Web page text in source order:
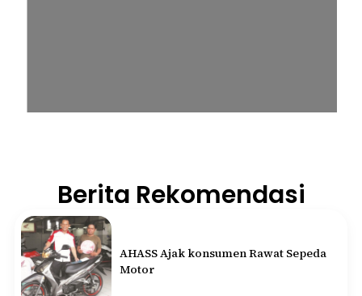
Berita Rekomendasi
AHASS Ajak konsumen Rawat Sepeda
Motor